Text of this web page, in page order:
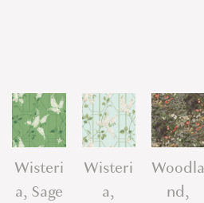
Wisteri
a, Sage
Wisteri
a,
Woodla
nd,